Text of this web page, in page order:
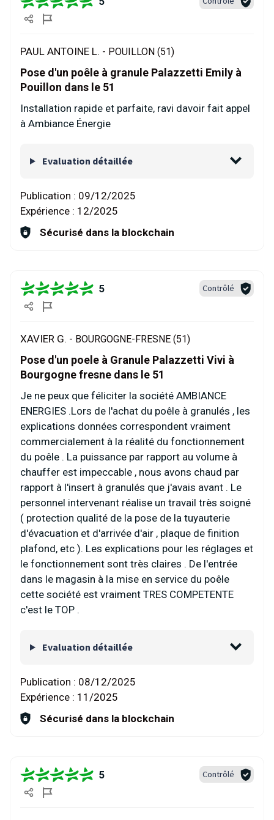
PAUL ANTOINE L. - POUILLON (51)
Pose d'un poêle à granule Palazzetti Emily à
Pouillon dans le 51
Installation rapide et parfaite, ravi davoir fait appel
à Ambiance Énergie
Evaluation détaillée
Publication : 09/12/2025
Expérience : 12/2025
Sécurisé dans la blockchain
5 Contrôlé
XAVIER G. - BOURGOGNE-FRESNE (51)
Pose d'un poele à Granule Palazzetti Vivi à
Bourgogne fresne dans le 51
Je ne peux que féliciter la société AMBIANCE
ENERGIES .Lors de l'achat du poêle à granulés , les
explications données correspondent vraiment
commercialement à la réalité du fonctionnement
du poêle . La puissance par rapport au volume à
chauffer est impeccable , nous avons chaud par
rapport à l'insert à granulés que j'avais avant . Le
personnel intervenant réalise un travail très soigné
( protection qualité de la pose de la tuyauterie
d'évacuation et d'arrivée d'air , plaque de finition
plafond, etc ). Les explications pour les réglages et
le fonctionnement sont très claires . De l'entrée
dans le magasin à la mise en service du poêle
cette société est vraiment TRES COMPETENTE
c'est le TOP .
Evaluation détaillée
Publication : 08/12/2025
Expérience : 11/2025
Sécurisé dans la blockchain
5 Contrôlé